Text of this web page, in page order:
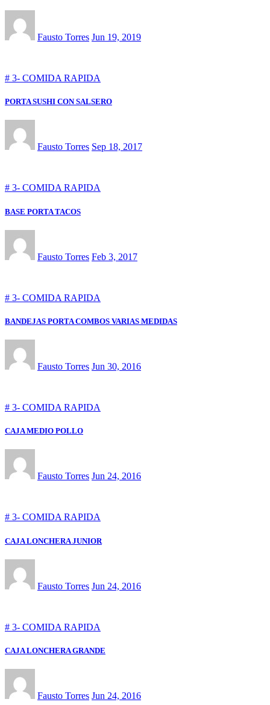
Fausto Torres Jun 19, 2019
# 3- COMIDA RAPIDA
PORTA SUSHI CON SALSERO
Fausto Torres Sep 18, 2017
# 3- COMIDA RAPIDA
BASE PORTA TACOS
Fausto Torres Feb 3, 2017
# 3- COMIDA RAPIDA
BANDEJAS PORTA COMBOS VARIAS MEDIDAS
Fausto Torres Jun 30, 2016
# 3- COMIDA RAPIDA
CAJA MEDIO POLLO
Fausto Torres Jun 24, 2016
# 3- COMIDA RAPIDA
CAJA LONCHERA JUNIOR
Fausto Torres Jun 24, 2016
# 3- COMIDA RAPIDA
CAJA LONCHERA GRANDE
Fausto Torres Jun 24, 2016